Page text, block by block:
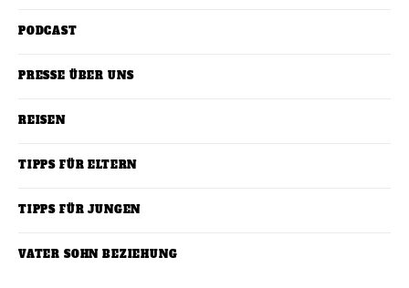
PODCAST
PRESSE ÜBER UNS
REISEN
TIPPS FÜR ELTERN
TIPPS FÜR JUNGEN
VATER SOHN BEZIEHUNG